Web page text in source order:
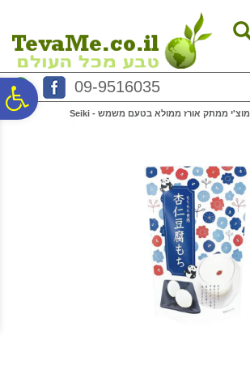
נגישות
המרכזי
09-9516035
מוצ'י ממתק אורז ממולא בטעם משמש - Seiki